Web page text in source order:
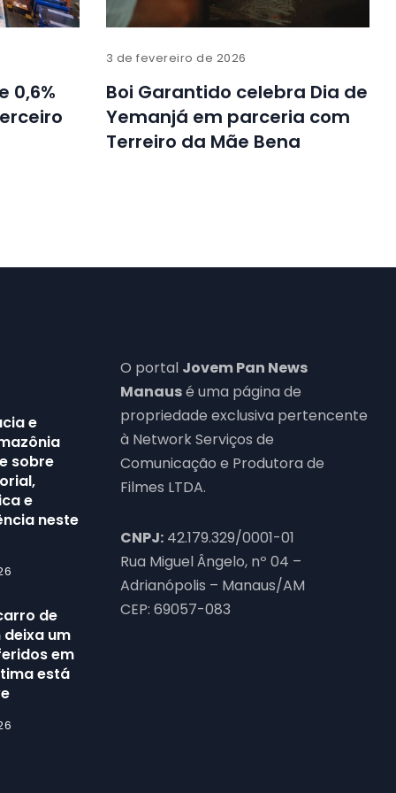
0,6%
3 de fevereiro de 2026
Boi Garantido celebra Dia de
Yemanjá em parceria com
Terreiro da Mãe Bena
e
sobre
e
neste
de
um
em
está
O portal Jovem Pan News
Manausé uma página de
propriedade exclusiva pertencente
à Network Serviços de
Comunicação e Produtora de
Filmes LTDA.
CNPJ:42.179.329/0001-01
Rua Miguel Ângelo, nº 04 –
Adrianópolis – Manaus/AM
CEP: 69057-083